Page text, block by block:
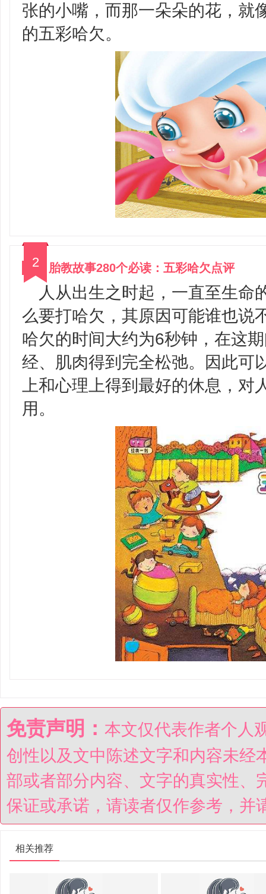
张的小嘴，而那一朵朵的花，就
的五彩哈欠。
2 胎教故事280个必读：五彩哈欠点评
人从出生之时起，一直至生命
么要打哈欠，其原因可能谁也说
哈欠的时间大约为6秒钟，在这
经、肌肉得到完全松弛。因此可
上和心理上得到最好的休息，
用。
免责声明： 本文仅代表作者个人
创性以及文中陈述文字和内容未经
部或者部分内容、文字的真实性、
保证或承诺，请读者仅作参考，并
相关推荐